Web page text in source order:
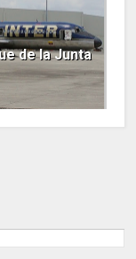
de la Junta